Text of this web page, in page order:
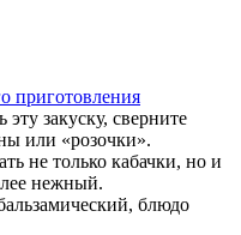
закуску, сверните
или «розочки».
не только кабачки, но и
нежный.
блюдо